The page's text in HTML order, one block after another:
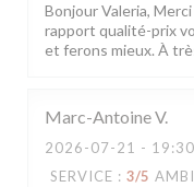
Bonjour Valeria,
rapport qualité-prix
et ferons mieux. À
Marc-AntoineV
2026-07-21 -
SERVICE : 3/5